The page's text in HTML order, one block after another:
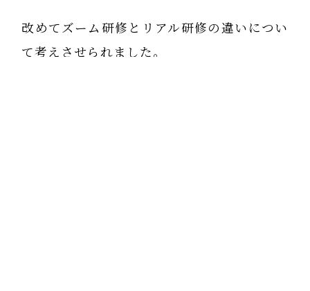
改めてズーム研修とリアル研修の違いについ
て考えさせられました。